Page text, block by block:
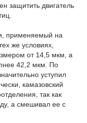
защитить двигатель
применяемый на
же условиях,
от 14,5 мкм, а
42,2 мкм. По
уступил
камазовский
так как
а смешивал ее с